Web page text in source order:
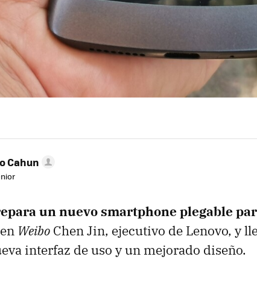
Cahun
un nuevo smartphone plegable
en Weibo Chen Jin, ejecutivo de Lenovo, y
interfaz de uso y un mejorado diseño.